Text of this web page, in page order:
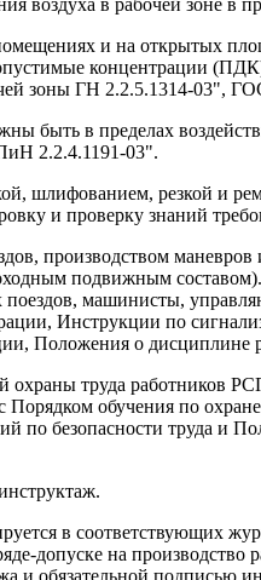
воздуха в рабочей
и на открытых
концентрации
зоны ГН 2.2.5.1314-03",
быть в пределах
2.2.4.1191-03".
шлифованием, резкой и
и проверку знаний
производством
подвижным
машинисты,
Инструкции по
Положения о
охраны труда
обучения по
безопасности труда и
в соответствующих
допуске на